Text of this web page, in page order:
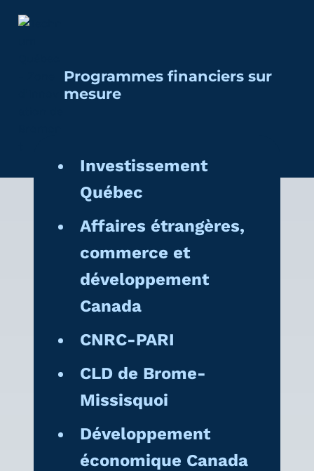
Programmes financiers sur
mesure
Investissement
Québec
Affaires étrangères,
commerce et
développement
Canada
CNRC-PARI
CLD de Brome-
Missisquoi
Développement
économique Canada